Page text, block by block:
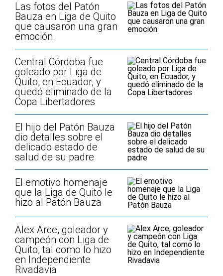
Las fotos del Patón
Bauza en Liga de Quito
que causaron una gran
emoción
Central Córdoba fue
goleado por Liga de
Quito, en Ecuador, y
quedó eliminado de la
Copa Libertadores
El hijo del Patón Bauza
dio detalles sobre el
delicado estado de
salud de su padre
El emotivo homenaje
que la Liga de Quito le
hizo al Patón Bauza
Alex Arce, goleador y
campeón con Liga de
Quito, tal como lo hizo
en Independiente
Rivadavia